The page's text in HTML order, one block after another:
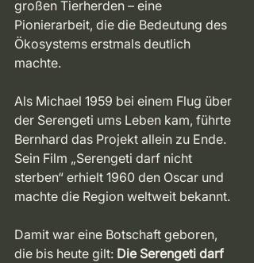
großen Tierherden – eine
Pionierarbeit, die die Bedeutung des
Ökosystems erstmals deutlich
machte.
Als Michael 1959 bei einem Flug über
der Serengeti ums Leben kam, führte
Bernhard das Projekt allein zu Ende.
Sein Film „Serengeti darf nicht
sterben“ erhielt 1960 den Oscar und
machte die Region weltweit bekannt.
Damit war eine Botschaft geboren,
die bis heute gilt: Die Serengeti darf